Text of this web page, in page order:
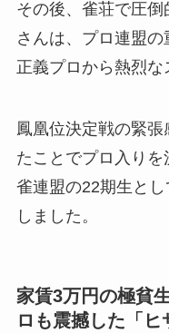
その後、雀荘で圧
さんは、プロ連盟
正義プロから熱烈な
鳳凰位決定戦の緊
たことでプロ入り
雀連盟の22期生と
しました。
家賃3万円の極貧
ロも震撼した「